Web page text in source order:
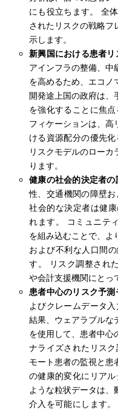
にも役立ちます。 全
されたリスクの戦略フ
示します。
新興国における患者
アインフラの整備、中
を高めるため、エコノ
開発途上国の政府は、
を強化することに焦
フィケーションは、高
ける資源配分の優先
リスクモデルのロー
ります。
健康の社会的決定者
性、交通機関の障壁
社会的な決定者は健
れます。 コミュニテ
を組み込むことで、よ
および不利な人口間
す。 リスク調整され
や会計支援機関にとっ
患者中心のリスク予測
よびクレームデータ
結果、ウェアラブルな
を使用して、患者中心
ナライズされたリス
モート患者の監視と患
の健康的変化にリア
ような粒状データは、
介入を可能にします